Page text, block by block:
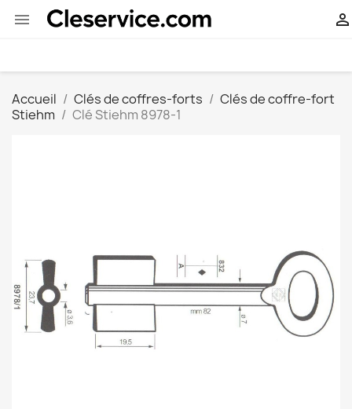
 
Accueil Clés de coffres-forts
Clés de coffre-fort
Stiehm
Clé Stiehm 8978-1